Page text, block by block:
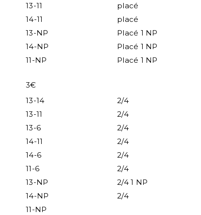
13-11
placé
14-11
placé
13-NP
Placé 1 NP
14-NP
Placé 1 NP
11-NP
Placé 1 NP
3€
13-14
2/4
13-11
2/4
13-6
2/4
14-11
2/4
14-6
2/4
11-6
2/4
13-NP
2/4 1 NP
14-NP
2/4
11-NP